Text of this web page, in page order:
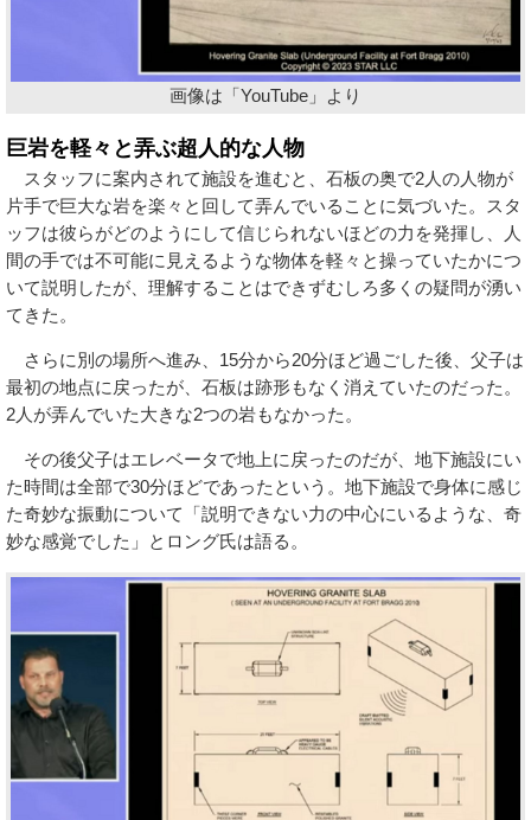
画像は「YouTube」より
巨岩を軽々と弄ぶ超人的な人物
スタッフに案内されて施設を進むと、石板の奥で2人の人物が
片手で巨大な岩を楽々と回して弄んでいることに気づいた。スタ
ッフは彼らがどのようにして信じられないほどの力を発揮し、人
間の手では不可能に見えるような物体を軽々と操っていたかにつ
いて説明したが、理解することはできずむしろ多くの疑問が湧い
てきた。
さらに別の場所へ進み、15分から20分ほど過ごした後、父子は
最初の地点に戻ったが、石板は跡形もなく消えていたのだった。
2人が弄んでいた大きな2つの岩もなかった。
その後父子はエレベータで地上に戻ったのだが、地下施設にい
た時間は全部で30分ほどであったという。地下施設で身体に感じ
た奇妙な振動について「説明できない力の中心にいるような、奇
妙な感覚でした」とロング氏は語る。